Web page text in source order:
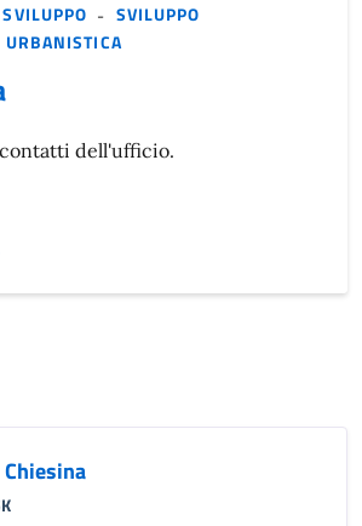
- SVILUPPO
URBANISTICA
dell'ufficio.